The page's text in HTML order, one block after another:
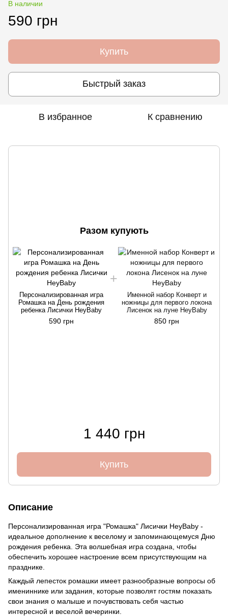
В наличии
590 грн
Купить
Быстрый заказ
В избранное К сравнению
Разом купують
Персонализированная игра
Ромашка на День рождения
ребенка Лисички HeyBaby
590 грн
Именной набор Конверт и
ножницы для первого локона
Лисенок на луне HeyBaby
850 грн
1 440 грн
Купить
Описание
Персонализированная игра "Ромашка" Лисички HeyBaby -
идеальное дополнение к веселому и запоминающемуся Дню
рождения ребенка. Эта волшебная игра создана, чтобы
обеспечить хорошее настроение всем присутствующим на
празднике.
Каждый лепесток ромашки имеет разнообразные вопросы об
имениннике или задания, которые позволят гостям показать
свои знания о малыше и почувствовать себя частью
интересной и веселой вечеринки.